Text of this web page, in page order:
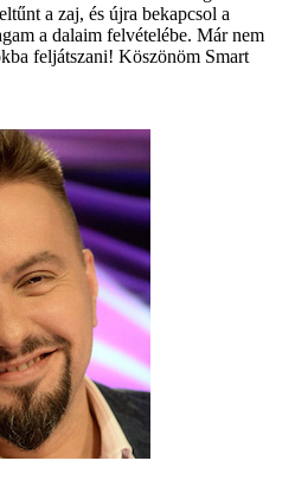
a zaj, és újra bekapcsol a
a dalaim felvételébe. Már nem
feljátszani! Köszönöm Smart